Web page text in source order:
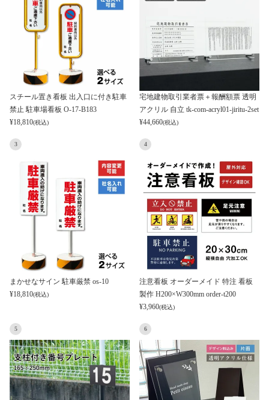
スチール置き看板 出入口に付き駐車
禁止 駐車場看板 O-17-B183
¥18,810(税込)
宅地建物取引業者票＋報酬額票 透明
アクリル 自立 tk-com-acryl01-jiritu-2set
¥44,660(税込)
3
まかせなサイン 駐車厳禁 os-10
¥18,810(税込)
4
注意看板 オーダーメイド 特注 看板
製作 H200×W300mm order-t200
¥3,960(税込)
5 6